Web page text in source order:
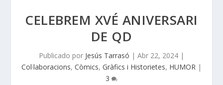
CELEBREM XVÉ ANIVERSARI
DE QD
Publicado por Jesús Tarrasó | Abr 22, 2024 |
Col·laboracions, Còmics, Gràfics i Historietes, HUMOR |
3